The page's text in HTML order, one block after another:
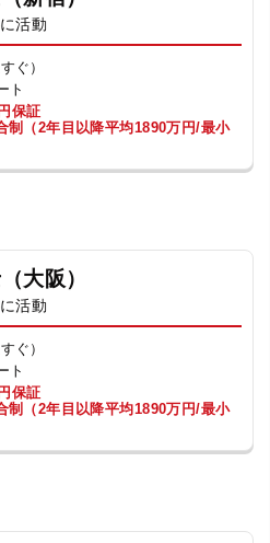
活動
ぐ）
ト
保証
制（2年目以降平均1890万円/最小
大阪）
活動
ぐ）
ト
保証
制（2年目以降平均1890万円/最小
利用規約
定義集 動画集